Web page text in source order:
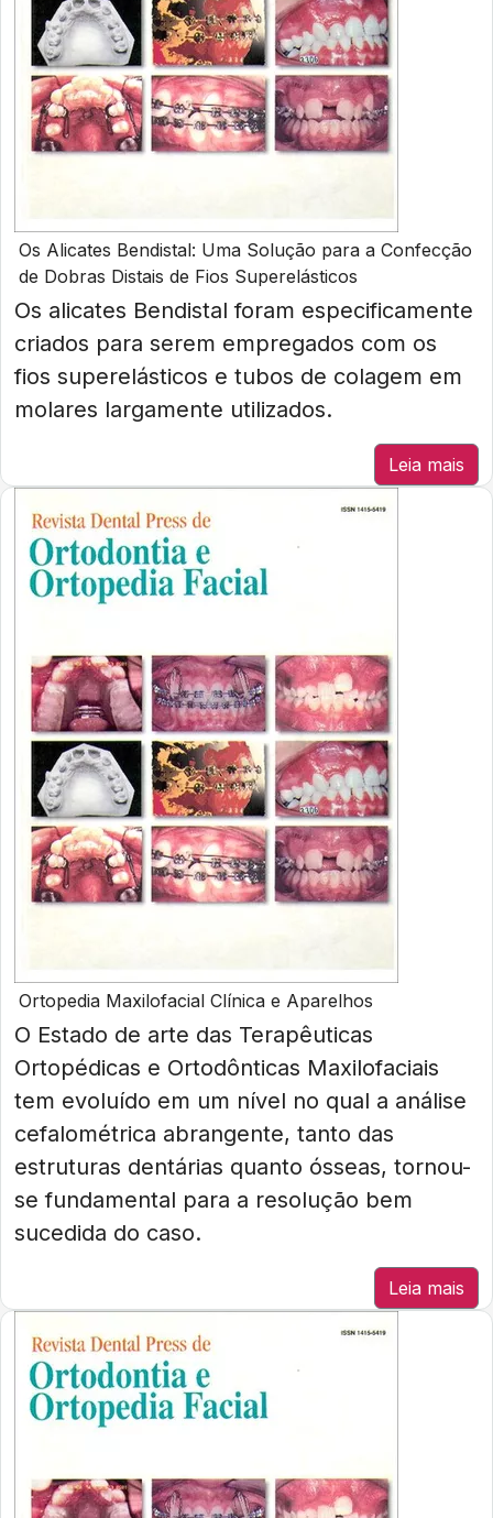
Os Alicates Bendistal: Uma Solução para a Confecção
de Dobras Distais de Fios Superelásticos
Os alicates Bendistal foram especificamente
criados para serem empregados com os
fios superelásticos e tubos de colagem em
molares largamente utilizados.
Leia mais
Ortopedia Maxilofacial Clínica e Aparelhos
O Estado de arte das Terapêuticas
Ortopédicas e Ortodônticas Maxilofaciais
tem evoluído em um nível no qual a análise
cefalométrica abrangente, tanto das
estruturas dentárias quanto ósseas, tornou-
se fundamental para a resolução bem
sucedida do caso.
Leia mais